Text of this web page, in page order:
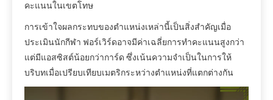
คะแนนในเขตโทษ
การเข้าใจผลกระทบของตำแหน่งเหล่านี้เป็นสิ่งสำคัญเมื่อ
ประเมินนักกีฬา ฟอร์เวิร์ดอาจมีค่าเฉลี่ยการทำคะแนนสูงกว่า
แต่มีแอสซิสต์น้อยกว่าการ์ด ซึ่งเน้นความจำเป็นในการให้
บริบทเมื่อเปรียบเทียบเมตริกระหว่างตำแหน่งที่แตกต่างกัน